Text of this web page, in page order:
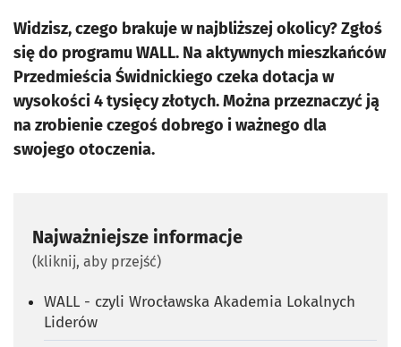
Widzisz, czego brakuje w najbliższej okolicy? Zgłoś
się do programu WALL. Na aktywnych mieszkańców
Przedmieścia Świdnickiego czeka dotacja w
wysokości 4 tysięcy złotych. Można przeznaczyć ją
na zrobienie czegoś dobrego i ważnego dla
swojego otoczenia.
Najważniejsze informacje
(kliknij, aby przejść)
WALL - czyli Wrocławska Akademia Lokalnych
Liderów